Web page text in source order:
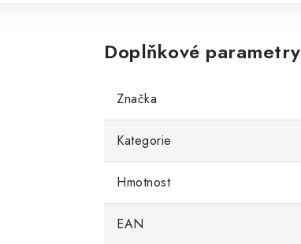
Doplňkové parametry
Značka
Kategorie
Hmotnost
EAN